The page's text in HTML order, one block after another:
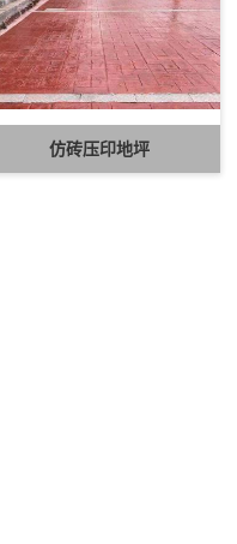
仿砖压印地坪